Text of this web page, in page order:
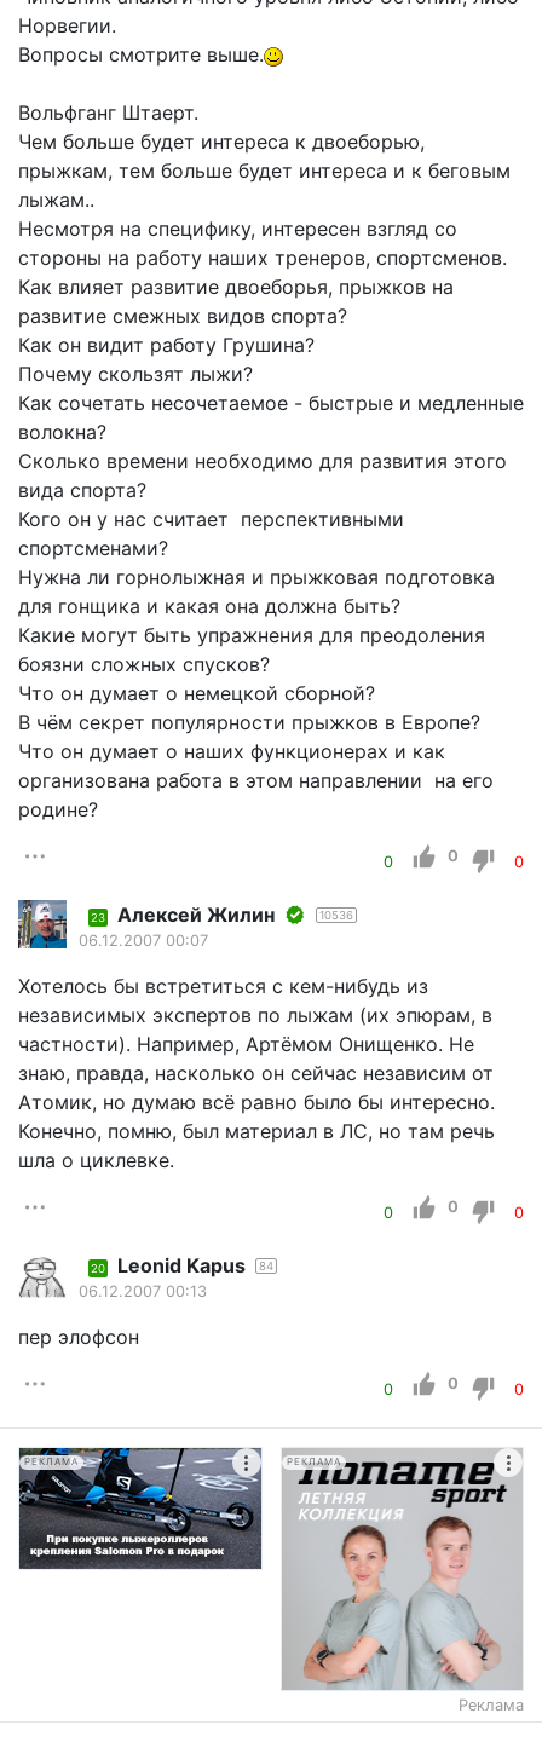
Норвегии.
Вопросы смотрите выше.
Вольфганг Штаерт.
Чем больше будет интереса к двоеборью,
прыжкам, тем больше будет интереса и к беговым
лыжам..
Несмотря на специфику, интересен взгляд со
стороны на работу наших тренеров, спортсменов.
Как влияет развитие двоеборья, прыжков на
развитие смежных видов спорта?
Как он видит работу Грушина?
Почему скользят лыжи?
Как сочетать несочетаемое - быстрые и медленные
волокна?
Сколько времени необходимо для развития этого
вида спорта?
Кого он у нас считает перспективными
спортсменами?
Нужна ли горнолыжная и прыжковая подготовка
для гонщика и какая она должна быть?
Какие могут быть упражнения для преодоления
боязни сложных спусков?
Что он думает о немецкой сборной?
В чём секрет популярности прыжков в Европе?
Что он думает о наших функционерах и как
организована работа в этом направлении на его
родине?
0 0 0
23 Алексей Жилин 10536
06.12.2007 00:07
Хотелось бы встретиться с кем-нибудь из
независимых экспертов по лыжам (их эпюрам, в
частности). Например, Артёмом Онищенко. Не
знаю, правда, насколько он сейчас независим от
Атомик, но думаю всё равно было бы интересно.
Конечно, помню, был материал в ЛС, но там речь
шла о циклевке.
0 0 0
20 Leonid Kapus 84
06.12.2007 00:13
пер элофсон
0 0 0
РЕКЛАМА РЕКЛАМА
Реклама